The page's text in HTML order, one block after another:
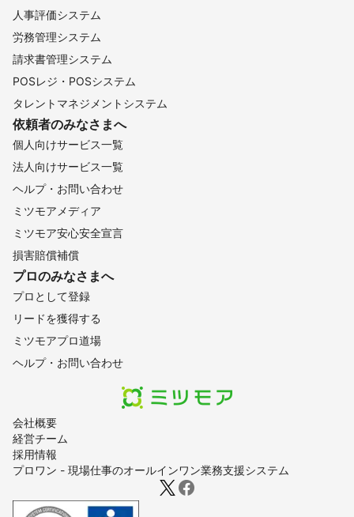
会社概要
経営チーム
採用情報
プロワン - 現場仕事のオールインワン業務支援システム
人事評価システム
労務管理システム
請求書管理システム
POSレジ・POSシステム
タレントマネジメントシステム
依頼者のみなさまへ
個人向けサービス一覧
法人向けサービス一覧
ヘルプ・お問い合わせ
ミツモアメディア
ミツモア安心安全宣言
損害賠償補償
プロのみなさまへ
プロとして登録
リードを獲得する
ミツモアプロ道場
ヘルプ・お問い合わせ